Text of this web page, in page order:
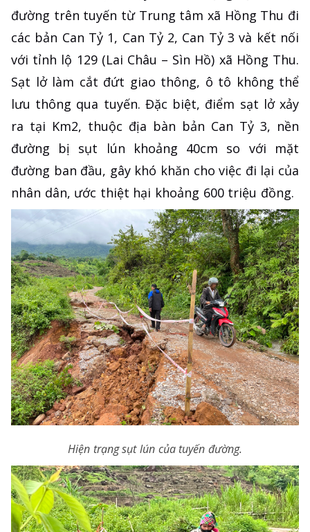
đường trên tuyến từ Trung tâm xã Hồng Thu đi
các bản Can Tỷ 1, Can Tỷ 2, Can Tỷ 3 và kết nối
với tỉnh lộ 129 (Lai Châu – Sìn Hồ) xã Hồng Thu.
Sạt lở làm cắt đứt giao thông, ô tô không thể
lưu thông qua tuyến. Đặc biệt, điểm sạt lở xảy
ra tại Km2, thuộc địa bàn bản Can Tỷ 3, nền
đường bị sụt lún khoảng 40cm so với mặt
đường ban đầu, gây khó khăn cho việc đi lại của
nhân dân, ước thiệt hại khoảng 600 triệu đồng.
Hiện trạng sụt lún của tuyến đường.